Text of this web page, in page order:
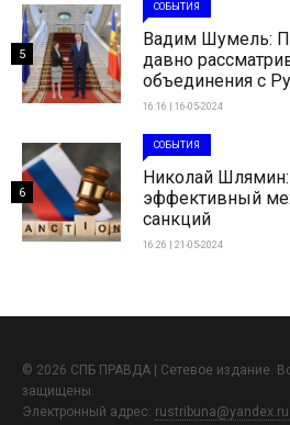
СОБЫТИЯ
Вадим Шумель:
давно
объединения с
16:16 | 16-05-2024
5
СОБЫТИЯ
Николай
эффективный
санкций
16:26 | 21-05-2024
6
© 2026 СПБ ПРАВДА | Сетевое издание.
защищены.
Электронный адрес: rustribuna@yandex.ru